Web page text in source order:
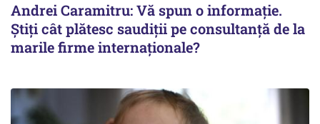
Andrei Caramitru: Vă spun o informație.
Știți cât plătesc saudiții pe consultanță de la
marile firme internaționale?